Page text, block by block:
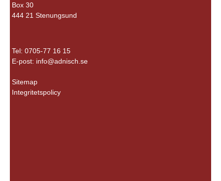
Box 30
444 21 Stenungsund
Tel: 0705-77 16 15
E-post: info@adnisch.se
Sitemap
Integritetspolicy